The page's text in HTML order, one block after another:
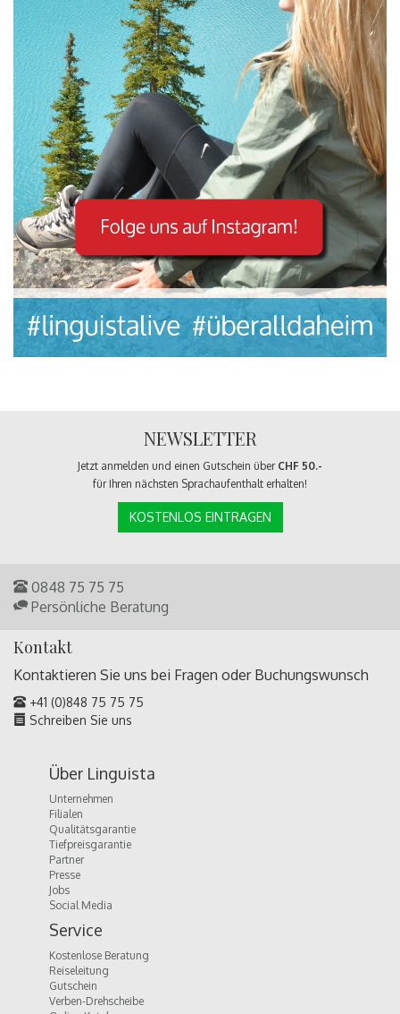
NEWSLETTER
Jetzt anmelden und einen Gutschein über CHF 50.-
für Ihren nächsten Sprachaufenthalt erhalten!
KOSTENLOS EINTRAGEN
0848 75 75 75
Persönliche Beratung
Kontakt
Kontaktieren Sie uns bei Fragen oder Buchungswunsch
+41 (0)848 75 75 75
Schreiben Sie uns
Über Linguista
Unternehmen
Filialen
Qualitätsgarantie
Tiefpreisgarantie
Partner
Presse
Jobs
Social Media
Service
Kostenlose Beratung
Reiseleitung
Gutschein
Verben-Drehscheibe